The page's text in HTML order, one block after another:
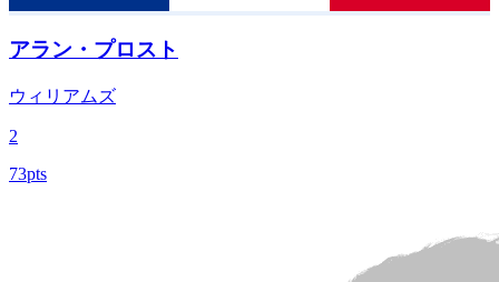
アラン・プロスト
ウィリアムズ
2
73pts